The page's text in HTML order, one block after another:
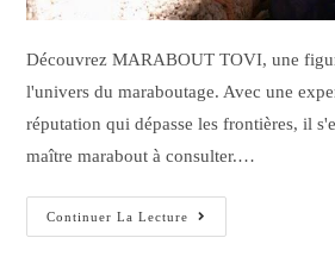
Découvrez MARABOUT TOVI, une
l'univers du maraboutage. Avec une
réputation qui dépasse les frontières, il
maître marabout à consulter.…
Continuer La Lecture